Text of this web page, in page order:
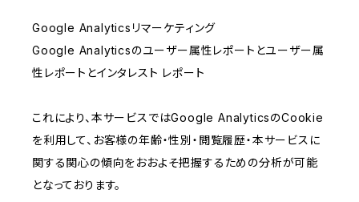
Google Analyticsリマーケティング
Google Analyticsのユーザー属性レポートとユーザー属
性レポートとインタレスト レポート
これにより、本サービスではGoogle AnalyticsのCookie
を利用して、お客様の年齢・性別・閲覧履歴・本サービスに
関する関心の傾向をおおよそ把握するための分析が可能
となっております。